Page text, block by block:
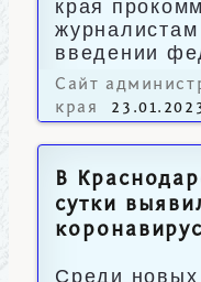
края
введении
стандарта
Сайт
края
В
сутки
Среди новых